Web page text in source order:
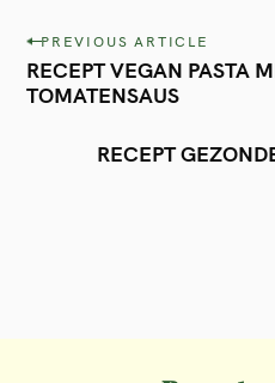
P
o
PREVIOUS ARTICLE
RECEPT VEGAN PASTA
TOMATENSAUS
RECEPT